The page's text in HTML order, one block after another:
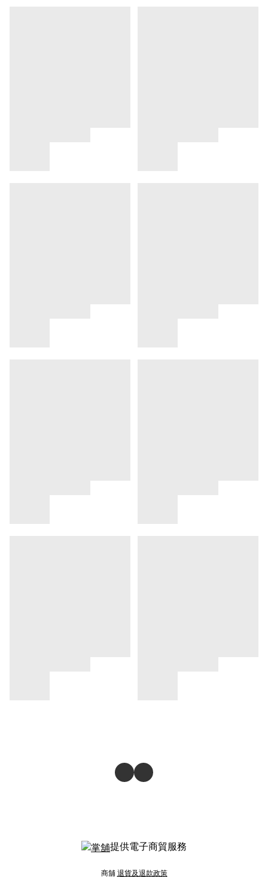
提供電子商貿服務
商舖 退貨及退款政策